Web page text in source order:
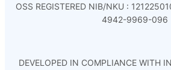
OSS REGISTERED NIB/NKU :
4942-9969-096
DEVELOPED IN COMPLIANCE WITH